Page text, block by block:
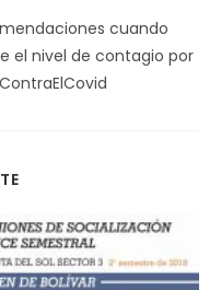
cuando
el nivel de contagio por